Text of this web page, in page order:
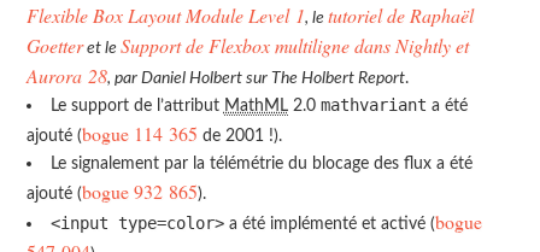
Flexible Box Layout Module Level 1, letutoriel de Raphaël
Goetteret leSupport de Flexbox multiligne dans Nightly et
Aurora 28, par Daniel Holbert sur The Holbert Report.
Le support de l’attribut MathML2.0 mathvariant a été
ajouté (bogue 114 365 de 2001 !).
Le signalement par la télémétrie du blocage des flux a été
ajouté (bogue 932 865).
<input type=color>a été implémenté et activé (bogue